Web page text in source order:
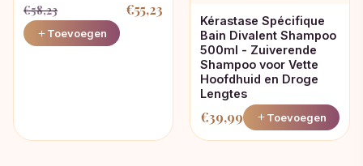
€58,23
Oorspronkelijke
prijs
€55,23
Huidige
prijs
Toevoegen
Kérastase Spécifique
Bain Divalent Shampoo
500ml - Zuiverende
Shampoo voor Vette
Hoofdhuid en Droge
Lengtes
€39,99 Toevoegen